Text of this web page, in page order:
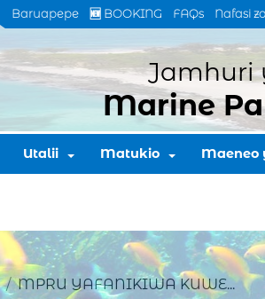
Nafasi
FAQs
🆕 BOOKING
Baruapepe
Jamhuri
Marine
Utalii Matukio Maeneo
MPRU YAFANIKIWA KUWE...